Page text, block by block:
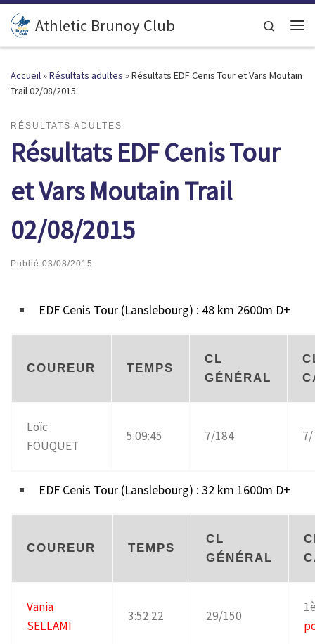
Passer au contenu
Athletic Brunoy Club Search
Accueil»Résultats adultes »Résultats EDF Cenis Tour et Vars Moutain
Trail 02/08/2015
RÉSULTATS ADULTES
Résultats EDF Cenis Tour
et Vars Moutain Trail
02/08/2015
Publié 03/08/2015
EDF Cenis Tour (Lanslebourg) : 48 km 2600m D+
COUREUR TEMPS
CL
GÉNÉRAL
Loïc
FOUQUET
5:09:45 7/184 7/
EDF Cenis Tour (Lanslebourg) : 32 km 1600m D+
COUREUR TEMPS
CL
GÉNÉRAL
Vania
SELLAMI
3:52:22 29/150